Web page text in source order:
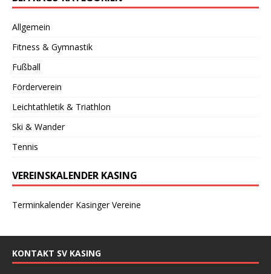
Allgemein
Fitness & Gymnastik
Fußball
Förderverein
Leichtathletik & Triathlon
Ski & Wander
Tennis
VEREINSKALENDER KASING
Terminkalender Kasinger Vereine
KONTAKT SV KASING